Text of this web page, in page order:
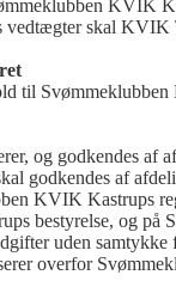
KVIK
vedtægter skal
til
og godkendes af
godkendes af
KVIK Kastrups
bestyrelse, og på
uden samtykke
overfor